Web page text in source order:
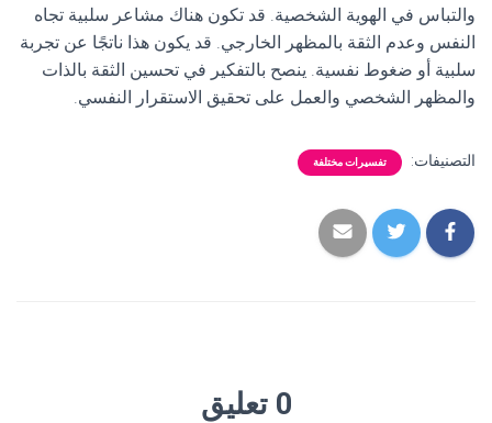
والتباس في الهوية الشخصية. قد تكون هناك مشاعر سلبية تجاه
النفس وعدم الثقة بالمظهر الخارجي. قد يكون هذا ناتجًا عن تجربة
سلبية أو ضغوط نفسية. ينصح بالتفكير في تحسين الثقة بالذات
والمظهر الشخصي والعمل على تحقيق الاستقرار النفسي.
التصنيفات: تفسيرات مختلفة
0 تعليق